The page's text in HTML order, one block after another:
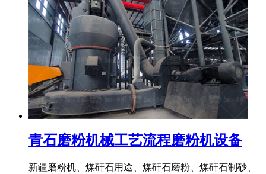
青石磨粉机械工艺流程磨粉机设备
新疆磨粉机、煤矸石用途、煤矸石磨粉、煤矸石制砂、